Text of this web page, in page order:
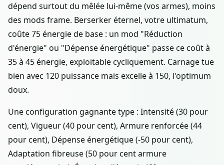
dépend surtout du mêlée lui-même (vos armes), moins
des mods frame. Berserker éternel, votre ultimatum,
coûte 75 énergie de base : un mod "Réduction
d'énergie" ou "Dépense énergétique" passe ce coût à
35 à 45 énergie, exploitable cycliquement. Carnage tue
bien avec 120 puissance mais excelle à 150, l'optimum
doux.
Une configuration gagnante type : Intensité (30 pour
cent), Vigueur (40 pour cent), Armure renforcée (44
pour cent), Dépense énergétique (-50 pour cent),
Adaptation fibreuse (50 pour cent armure